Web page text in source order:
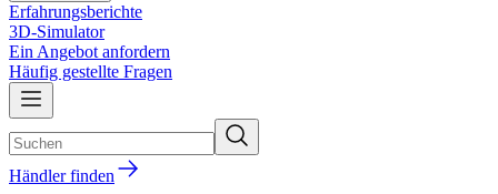
Erfahrungsberichte
3D-Simulator
Ein Angebot anfordern
Häufig gestellte Fragen
Händler finden